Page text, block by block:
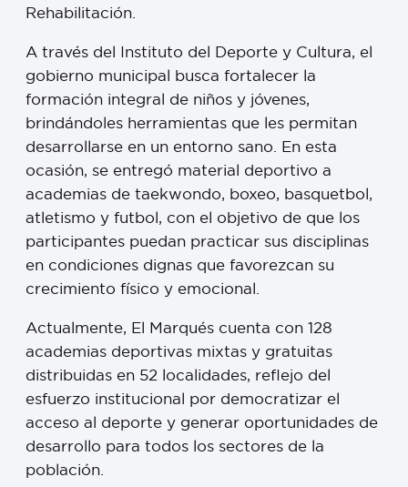
Rehabilitación.
A través del Instituto del Deporte y Cultura, el
gobierno municipal busca fortalecer la
formación integral de niños y jóvenes,
brindándoles herramientas que les permitan
desarrollarse en un entorno sano. En esta
ocasión, se entregó material deportivo a
academias de taekwondo, boxeo, basquetbol,
atletismo y futbol, con el objetivo de que los
participantes puedan practicar sus disciplinas
en condiciones dignas que favorezcan su
crecimiento físico y emocional.
Actualmente, El Marqués cuenta con 128
academias deportivas mixtas y gratuitas
distribuidas en 52 localidades, reflejo del
esfuerzo institucional por democratizar el
acceso al deporte y generar oportunidades de
desarrollo para todos los sectores de la
población.